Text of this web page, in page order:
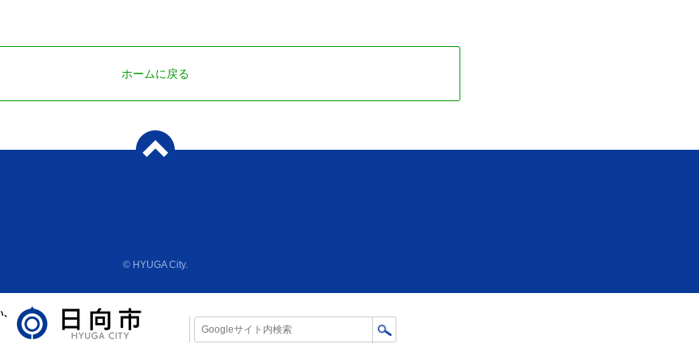
ホームに戻る
© HYUGA City.